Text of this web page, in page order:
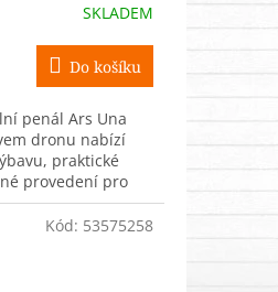
SKLADEM
Do košíku
penál Ars Una
dronu nabízí
praktické
provedení pro
ZŠ.
Kód: 53575258